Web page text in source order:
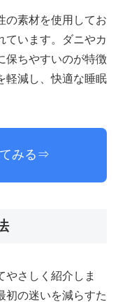
の素材を使用してお
ています。ダニやカ
保ちやすいのが特徴
軽減し、快適な睡眠
てみる⇒
やさしく紹介しま
初の迷いを減らすた